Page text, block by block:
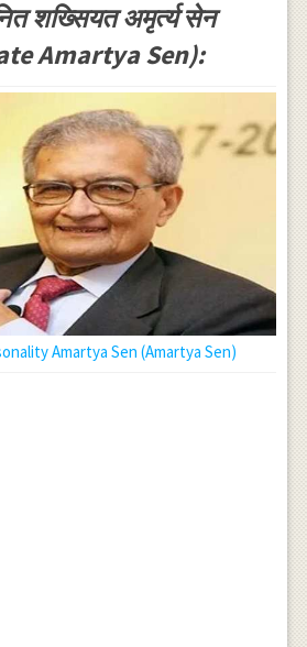
शख्सियत अमृर्त्य सेन
Amartya Sen):
Amartya Sen (Amartya Sen)